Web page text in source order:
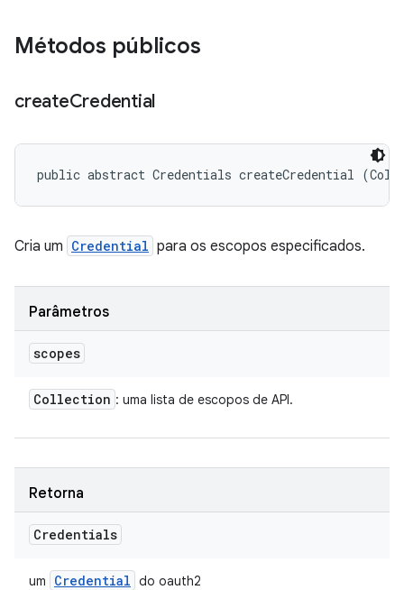
Métodos públicos
createCredential
public abstract Credentials createCredential
Cria um Credential para os escopos especificados.
Parâmetros
scopes
Collection : uma lista de escopos de API.
Retorna
Credentials
um Credential do oauth2